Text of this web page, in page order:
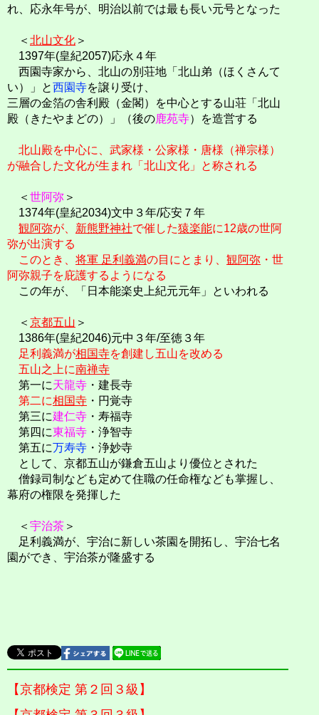
れ、応永年号が、明治以前では最も長い元号となった
＜ 北山文化 ＞
1397年(皇紀2057)応永４年
西園寺家から、北山の別荘地「北山弟（ほくさんて
い）」と西園寺を譲り受け、
三層の金箔の舎利殿（金閣）を中心とする山荘「北山
殿（きたやまどの）」（後の鹿苑寺）を造営する
北山殿を中心に、武家様・公家様・唐様（禅宗様）
が融合した文化が生まれ「北山文化」と称される
＜ 世阿弥 ＞
1374年(皇紀2034)文中３年/応安７年
観阿弥が、 新熊野神社で催した猿楽能に12歳の世阿
弥が出演する
このとき、 将軍 足利義満の目にとまり、 観阿弥 ・世
阿弥親子を庇護するようになる
この年が、「日本能楽史上紀元元年」といわれる
＜ 京都五山 ＞
1386年(皇紀2046)元中３年/至徳３年
足利義満が相国寺を創建し五山を改める
五山之上に南禅寺
第一に天龍寺 ・建長寺
第二に相国寺 ・円覚寺
第三に建仁寺 ・寿福寺
第四に東福寺 ・浄智寺
第五に万寿寺 ・浄妙寺
として、京都五山が鎌倉五山より優位とされた
僧録司制なども定めて住職の任命権なども掌握し、
幕府の権限を発揮した
＜ 宇治茶 ＞
足利義満が、宇治に新しい茶園を開拓し、宇治七名
園ができ、宇治茶が隆盛する
【京都検定 第２回３級】